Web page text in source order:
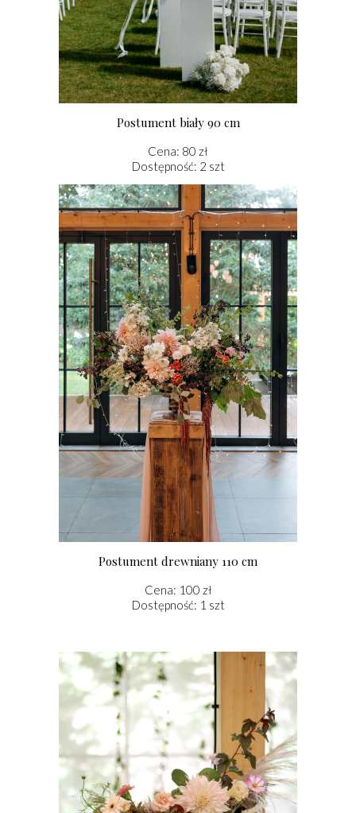
Cena: 80 zł
Dostępność: 2 szt
Postument biały 90 cm
Cena: 100 zł
Dostępność: 1 szt
Postument drewniany 110 cm